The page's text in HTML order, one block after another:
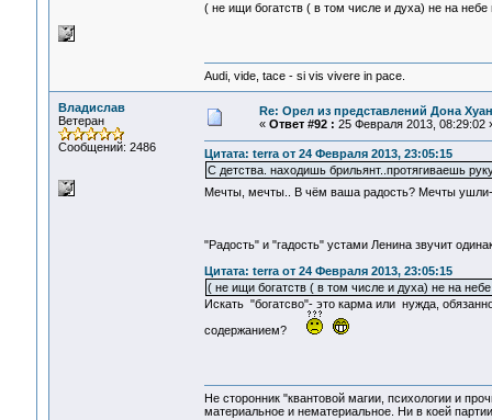
( не ищи богатств ( в том числе и духа) не на небе
Audi, vide, tace - si vis vivere in pace.
Владислав
Ветеран
Сообщений: 2486
Re: Орел из представлений Дона
« Ответ #92 : 25 Февраля 2013, 08:29:02
Цитата: terra от 24 Февраля 2013, 23:05:15
С детства. находишь брильянт..протягиваешь
Мечты, мечты.. В чём ваша радость? Мечты
"Радость" и "гадость" устами Ленина звучит
Цитата: terra от 24 Февраля 2013, 23:05:15
( не ищи богатств ( в том числе и духа) не на
Искать "богатсво"- это карма или нужда,
содержанием?
Не сторонник "квантовой магии, психологии и
материальное и нематериальное. Ни в коей